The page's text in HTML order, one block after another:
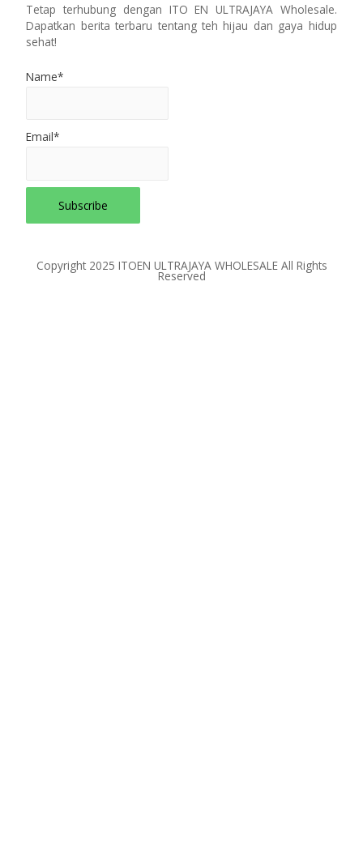
Tetap terhubung dengan ITO EN ULTRAJAYA Wholesale.
Dapatkan berita terbaru tentang teh hijau dan gaya hidup
sehat!
Name*
Email*
Copyright 2025 ITOEN ULTRAJAYA WHOLESALE All Rights
Reserved